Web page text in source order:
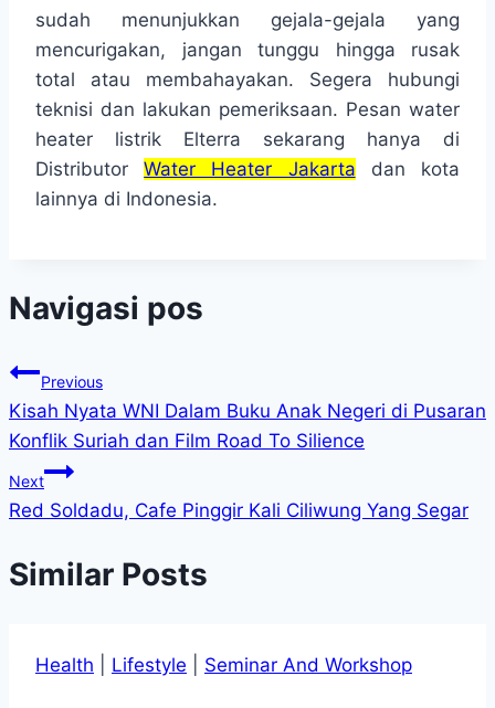
sudah menunjukkan gejala-gejala yang
mencurigakan, jangan tunggu hingga rusak
total atau membahayakan. Segera hubungi
teknisi dan lakukan pemeriksaan. Pesan water
heater listrik Elterra sekarang hanya di
DistributorWater Heater Jakarta dan kota
lainnya di Indonesia.
Navigasi pos
Previous
Kisah Nyata WNI Dalam Buku Anak Negeri di Pusaran
Konflik Suriah dan Film Road To Silience
Next
Red Soldadu, Cafe Pinggir Kali Ciliwung Yang Segar
Similar Posts
Health Lifestyle Seminar And Workshop